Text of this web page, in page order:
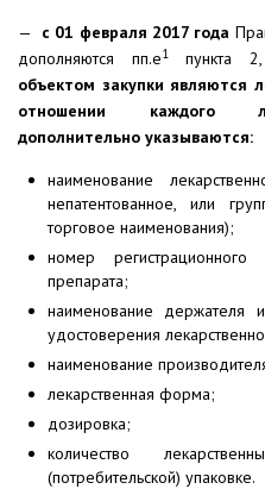
— с 01 февраля 2017 года
дополняются пп.е1пункта 2,
объектом закупки являются
отношении каждого
дополнительно указываются:
наименование
непатентованное, или
торговое наименования);
номер регистрационного
препарата;
наименование держателя
удостоверения
наименование
лекарственная форма;
дозировка;
количество
(потребительской) упаковке.